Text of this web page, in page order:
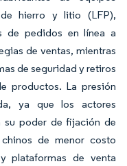
hierro y litio (LFP),
de pedidos en línea a
de ventas, mientras
de seguridad y retiros
productos. La presión
ya que los actores
su poder de fijación de
de menor costo
plataformas de venta